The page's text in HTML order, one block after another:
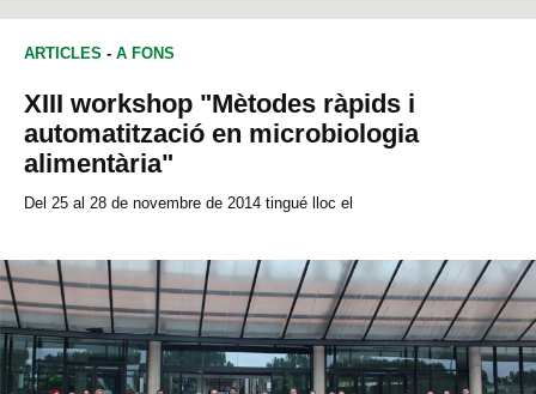
MEDICINA QUÍMICA
ARTICLES - A FONS
XIII workshop "Mètodes ràpids i
automatització en microbiologia
alimentària"
Del 25 al 28 de novembre de 2014 tingué lloc el